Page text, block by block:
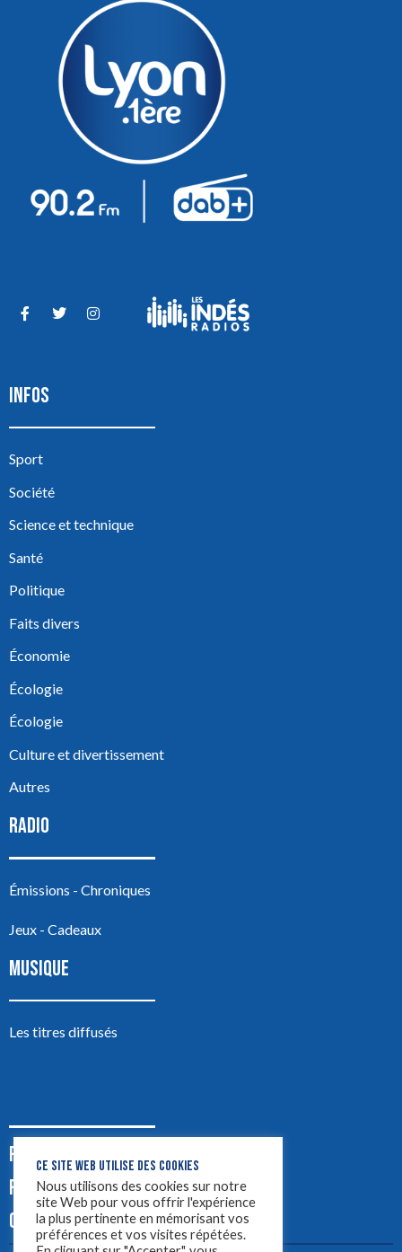
INFOS
Sport
Société
Science et technique
Santé
Politique
Faits divers
Économie
Écologie
Écologie
Culture et divertissement
Autres
RADIO
Émissions - Chroniques
Jeux - Cadeaux
MUSIQUE
Les titres diffusés
PODCASTS
PUB
CONTACT
CE SITE WEB UTILISE DES COOKIES
Nous utilisons des cookies sur notre
site Web pour vous offrir l'expérience
la plus pertinente en mémorisant vos
préférences et vos visites répétées.